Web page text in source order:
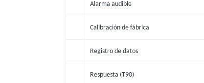
Alarma audible
Calibración de fábrica
Registro de datos
Respuesta (T90)